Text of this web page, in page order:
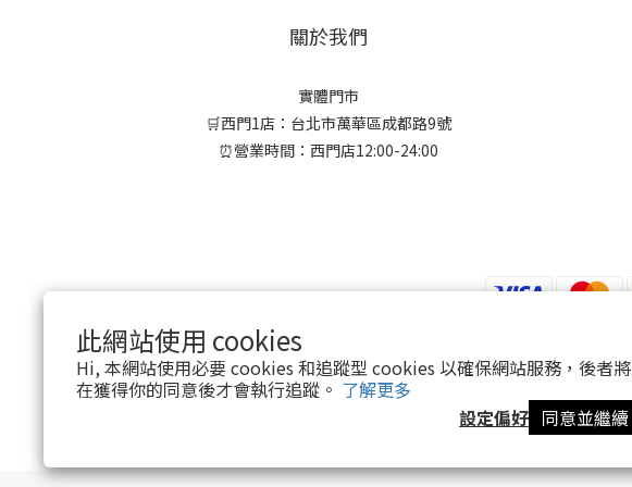
此網站使用 cookies
Hi, 本網站使用必要 cookies 和追蹤型 cookies 以確保網站服務，後者將
在獲得你的同意後才會執行追蹤。 了解更多
設定偏好 同意並繼續
關於我們
實體門市
🛒西門1店：台北市萬華區成都路9號
⏰營業時間：西門店12:00-24:00